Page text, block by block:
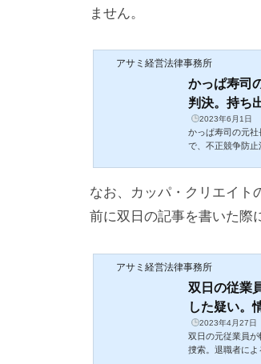
ません。
アサミ経営法律事務所
かっぱ寿司
判決。持ち
2023年6月1日
かっぱ寿司の元
で、不正競争防
を認めた。
なお、カッパ・クリエイト
前に双日の記事を書いた際
アサミ経営法律事務所
双日の従業
した疑い。
2023年4月27日
双日の元従業員
捜索。退職者によ